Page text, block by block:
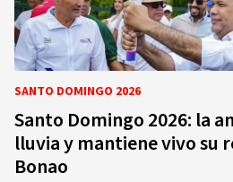
SANTO DOMINGO 2026
Santo Domingo 2026: la
lluvia y mantiene vivo su
Bonao